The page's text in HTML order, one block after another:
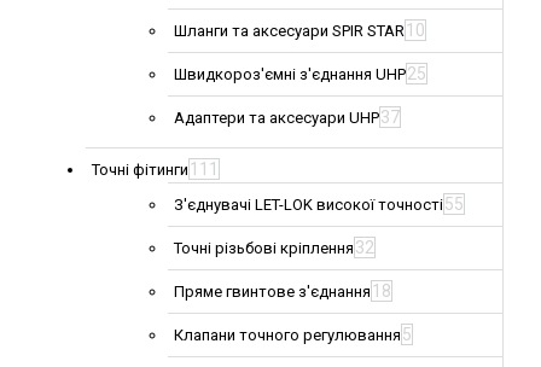
Шланги та аксесуари SPIR STAR 10
Швидкороз'ємні з'єднання UHP25
Адаптери та аксесуари UHP37
Точні фітинги 111
З'єднувачі LET-LOK високої точності55
Точні різьбові кріплення 32
Пряме гвинтове з'єднання 18
Клапани точного регулювання 5